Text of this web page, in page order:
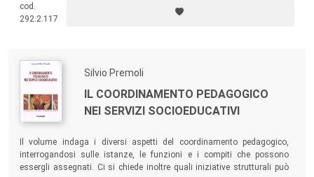
docenti, educatori, studenti, hanno a cuore le questioni legate alla
progettazione del curricolo e all’educazione interculturale.
cod.
292.2.117
Silvio Premoli
IL COORDINAMENTO PEDAGOGICO
NEI SERVIZI SOCIOEDUCATIVI
Il volume indaga i diversi aspetti del coordinamento pedagogico,
interrogandosi sulle istanze, le funzioni e i compiti che possono
essergli assegnati. Ci si chiede inoltre quali iniziative strutturali può